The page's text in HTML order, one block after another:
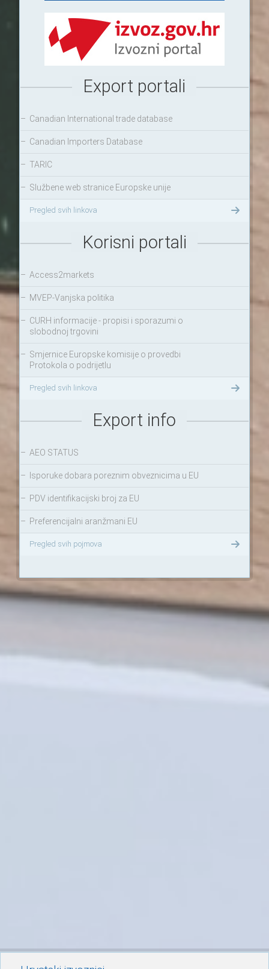
Export portali
– Canadian International trade database
– Canadian Importers Database
– TARIC
– Službene web stranice Europske unije
Pregled svih linkova
Korisni portali
– Access2markets
– MVEP-Vanjska politika
– CURH informacije - propisi i sporazumi o
slobodnoj trgovini
– Smjernice Europske komisije o provedbi
Protokola o podrijetlu
Pregled svih linkova
Export info
– AEO STATUS
– Isporuke dobara poreznim obveznicima u EU
– PDV identifikacijski broj za EU
– Preferencijalni aranžmani EU
Pregled svih pojmova